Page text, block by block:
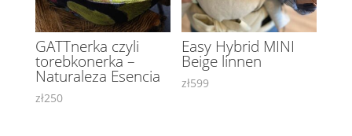
GATTnerka czyli
torebkonerka –
Naturaleza Esencia
zł250
Easy Hybrid MINI
Beige linnen
zł599